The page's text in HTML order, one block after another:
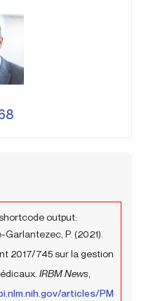
output:
P. (2021).
2017/745 sur la gestion
IRBM News
articles/PM